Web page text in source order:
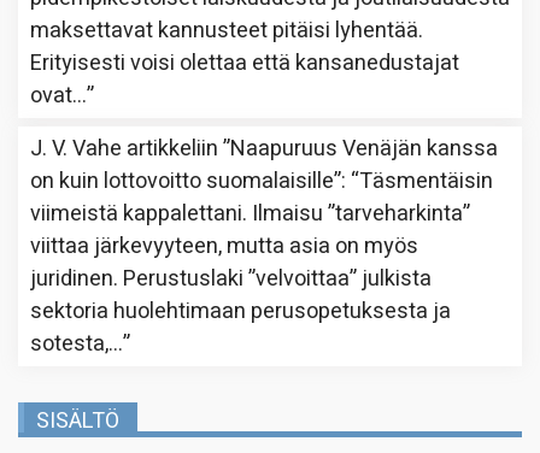
maksettavat kannusteet pitäisi lyhentää.
Erityisesti voisi olettaa että kansanedustajat
ovat…”
J. V. Vahe artikkeliin”Naapuruus Venäjän kanssa
on kuin lottovoitto suomalaisille”: “Täsmentäisin
viimeistä kappalettani. Ilmaisu ”tarveharkinta”
viittaa järkevyyteen, mutta asia on myös
juridinen. Perustuslaki ”velvoittaa” julkista
sektoria huolehtimaan perusopetuksesta ja
sotesta,…”
SISÄLTÖ